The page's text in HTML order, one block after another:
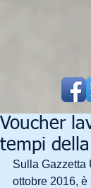
Voucher
tempi
Sulla Gazzetta
ottobre 2016, è